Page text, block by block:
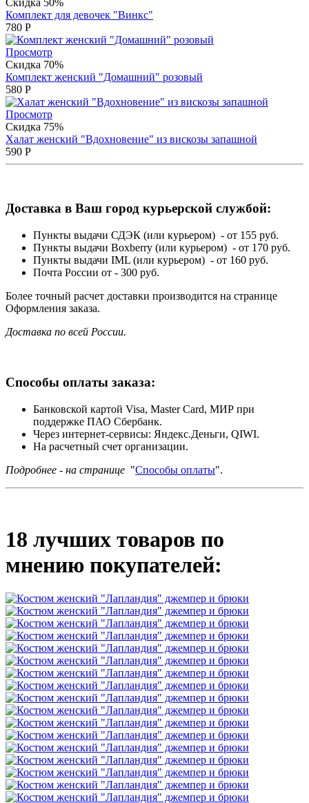
Комплект для девочек "Винкс"
780 Р
Просмотр
Скидка 70%
Комплект женский "Домашний" розовый
580 Р
Просмотр
Скидка 75%
Халат женский "Вдохновение" из вискозы запашной
590 Р
Доставка в Ваш город курьерской службой:
Пункты выдачи СДЭК (или курьером) - от 155 руб.
Пункты выдачи Boxberry (или курьером) - от 170 руб.
Пункты выдачи IML (или курьером) - от 160 руб.
Почта России от - 300 руб.
Более точный расчет доставки производится на странице
Оформления заказа.
Доставка по всей России.
Способы оплаты заказа:
Банковской картой Visa, Master Card, МИР при
поддержке ПАО Сбербанк.
Через интернет-сервисы: Яндекс.Деньги, QIWI.
На расчетный счет организации.
Подробнее - на странице "Способы оплаты".
18 лучших товаров по
мнению покупателей: